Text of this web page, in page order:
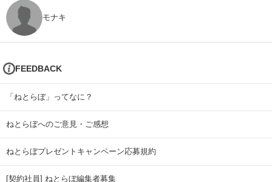
モナキ
FEEDBACK
「ねとらぼ」ってなに？
ねとらぼへのご意見・ご感想
ねとらぼプレゼントキャンペーン応募規約
[契約社員] ねとらぼ編集者募集